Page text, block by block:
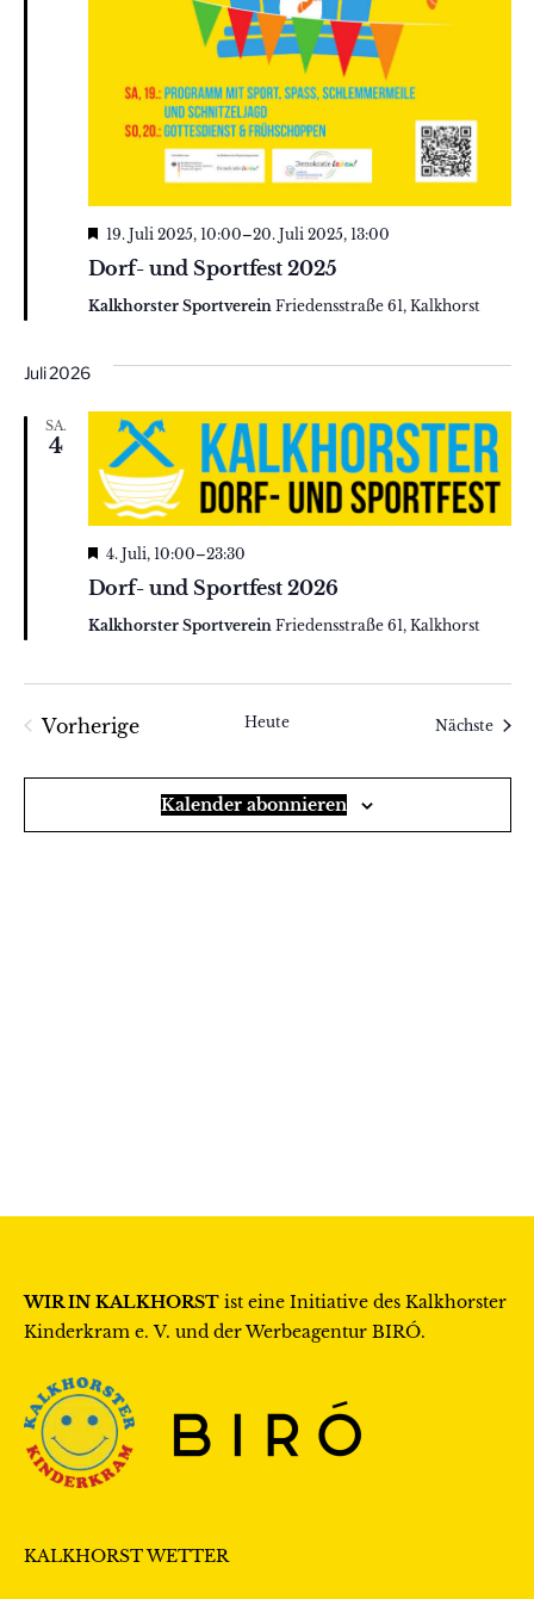
Dorf- und Sportfest 2025
Hervorgehoben
19. Juli 2025, 10:00–20. Juli 2025, 13:00
Kalkhorster Sportverein Friedensstraße 61, Kalkhorst
Juli 2026
SA.
4
Dorf- und Sportfest 2026
Hervorgehoben
4. Juli, 10:00–23:30
Kalkhorster Sportverein Friedensstraße 61, Kalkhorst
Vorherige
Heute Nächste
Kalender abonnieren
WIR IN KALKHORST ist eine Initiative des Kalkhorster
Kinderkram e. V. und der Werbeagentur BIRÓ.
KALKHORST WETTER